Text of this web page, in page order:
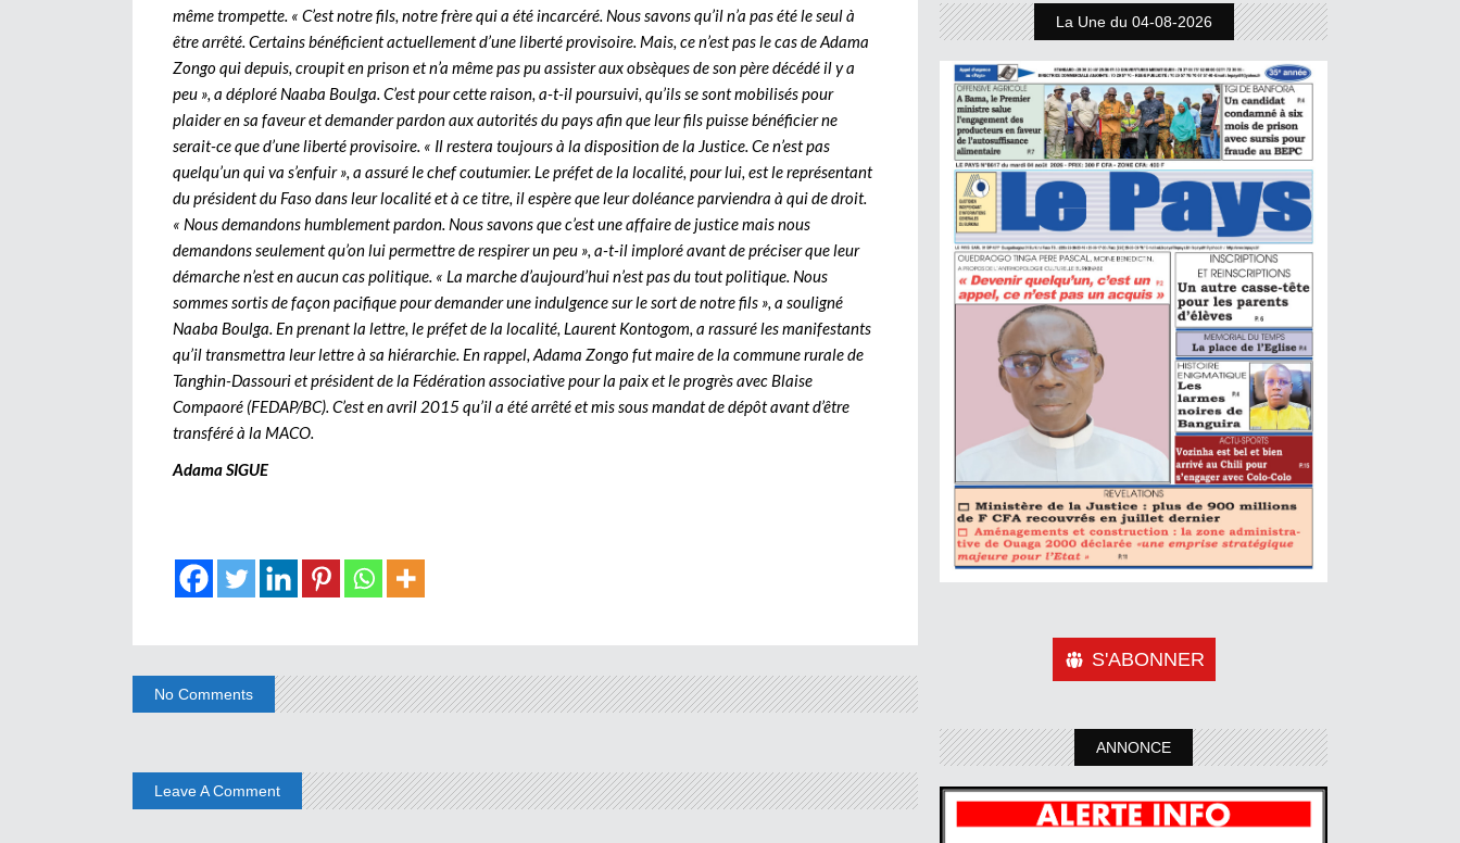
même trompette. « C’est notre fils, notre frère qui a été incarcéré. Nous savons qu’il n’a pas été le seul à
être arrêté. Certains bénéficient actuellement d’une liberté provisoire. Mais, ce n’est pas le cas de Adama
Zongo qui depuis, croupit en prison et n’a même pas pu assister aux obsèques de son père décédé il y a
peu », a déploré Naaba Boulga. C’est pour cette raison, a-t-il poursuivi, qu’ils se sont mobilisés pour
plaider en sa faveur et demander pardon aux autorités du pays afin que leur fils puisse bénéficier ne
serait-ce que d’une liberté provisoire. « Il restera toujours à la disposition de la Justice. Ce n’est pas
quelqu’un qui va s’enfuir », a assuré le chef coutumier. Le préfet de la localité, pour lui, est le représentant
du président du Faso dans leur localité et à ce titre, il espère que leur doléance parviendra à qui de droit.
« Nous demandons humblement pardon. Nous savons que c’est une affaire de justice mais nous
demandons seulement qu’on lui permettre de respirer un peu », a-t-il imploré avant de préciser que leur
démarche n’est en aucun cas politique. « La marche d’aujourd’hui n’est pas du tout politique. Nous
sommes sortis de façon pacifique pour demander une indulgence sur le sort de notre fils », a souligné
Naaba Boulga. En prenant la lettre, le préfet de la localité, Laurent Kontogom, a rassuré les manifestants
qu’il transmettra leur lettre à sa hiérarchie. En rappel, Adama Zongo fut maire de la commune rurale de
Tanghin-Dassouri et président de la Fédération associative pour la paix et le progrès avec Blaise
Compaoré (FEDAP/BC). C’est en avril 2015 qu’il a été arrêté et mis sous mandat de dépôt avant d’être
transféré à la MACO.
Adama SIGUE
No Comments
Leave A Comment
La Une du 04-08-2026
S'ABONNER
ANNONCE